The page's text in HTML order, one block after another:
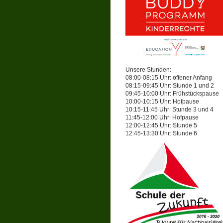
Unsere Stunden:
08:00-08:15 Uhr: offener Anfang
08:15-09:45 Uhr: Stunde 1 und 2
09:45-10:00 Uhr: Frühstückspause
10:00-10:15 Uhr: Hofpause
10:15-11:45 Uhr: Stunde 3 und 4
11:45-12:00 Uhr: Hofpause
12:00-12:45 Uhr: Stunde 5
12:45-13:30 Uhr: Stunde 6